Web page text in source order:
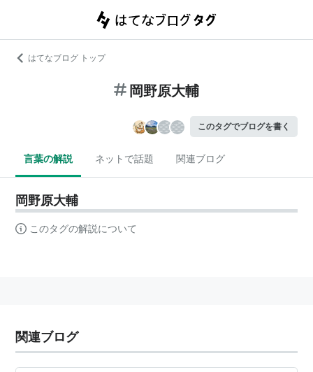
はてなブログ トップ
岡野原大輔
このタグでブログを書く
言葉の解説 ネットで話題 関連ブログ
岡野原大輔
このタグの解説について
関連ブログ